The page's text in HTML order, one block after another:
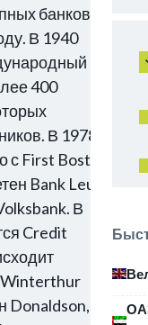
банков
В 1940
400
В 1978
с First Boston
Bank Leu. В
В
Credit
Winterthur
Donaldson,